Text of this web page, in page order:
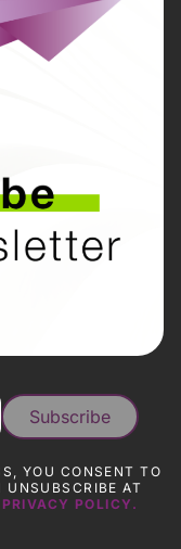
YOU CONSENT TO
UNSUBSCRIBE AT
PRIVACY POLICY.